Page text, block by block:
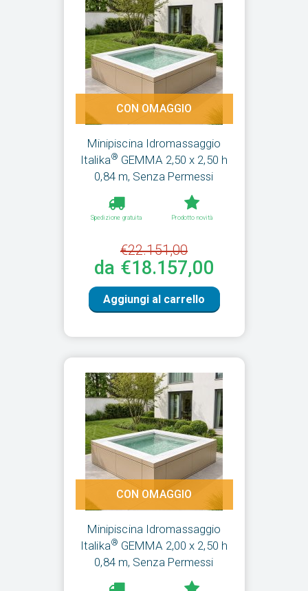
Minipiscina Idromassaggio
Italika® GEMMA 2,50 x 2,50 h
0,84 m, Senza Permessi
Spedizione gratuita Prodotto novità
€22.151,00
da €18.157,00
Aggiungi al carrello
CON OMAGGIO
Minipiscina Idromassaggio
Italika® GEMMA 2,00 x 2,50 h
0,84 m, Senza Permessi
CON OMAGGIO